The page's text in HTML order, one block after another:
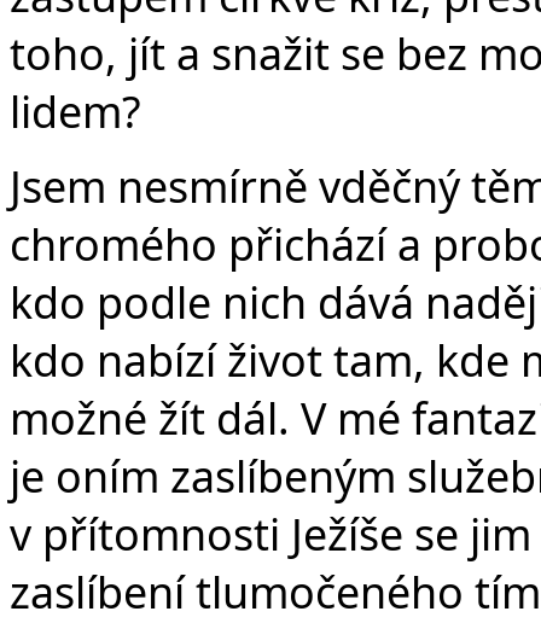
toho, jít a snažit se bez
lidem?
Jsem nesmírně vděčný
chromého přichází a
kdo podle nich dává
kdo nabízí život tam, kde
možné žít dál. V mé
je oním zaslíbeným
v přítomnosti Ježíše se
zaslíbení tlumočeného